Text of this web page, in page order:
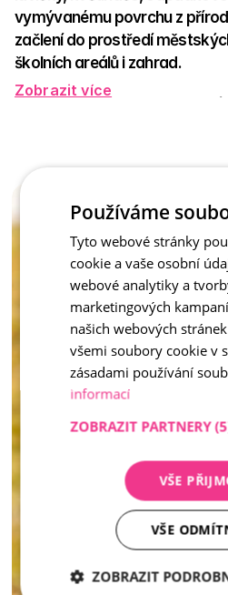
vymývanému povrchu z
začlení do prostředí
školních areálů i zahrad.
Vyznačují se vysokou odolností
Tento mobiliář nejen slouží, ale
zkrátka praktické a krásné řešení
i soukromou zahradu.
Zobrazit více
inspirace -
Používáme
Tyto webové stránky
cookie a vaše osobní
webové analytiky a
marketingových
našich webových
všemi soubory cookie v
zásadami používání
informací
ZOBRAZIT PARTNERY
VŠE
VŠE
ZOBRAZIT